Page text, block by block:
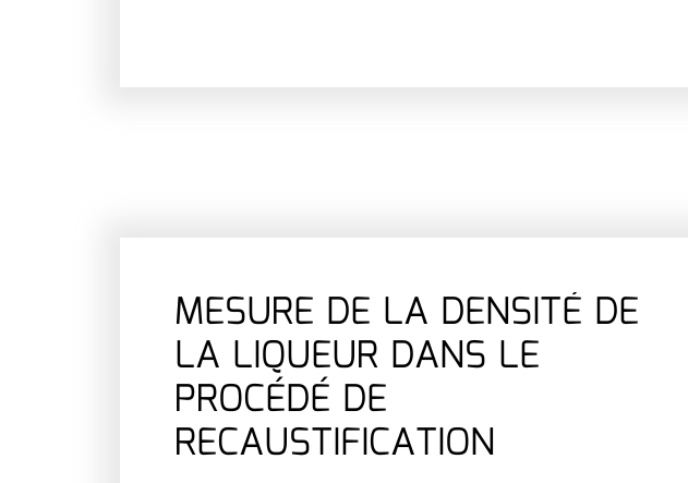
MESURE DE LA DENSITÉ DE
LA LIQUEUR DANS LE
PROCÉDÉ DE
RECAUSTIFICATION